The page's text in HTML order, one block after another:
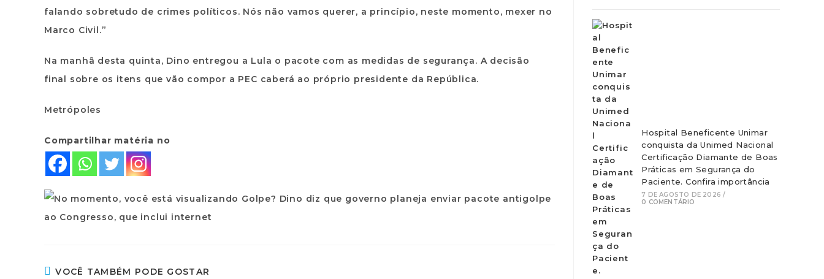
falando sobretudo de crimes políticos. Nós não vamos querer, a princípio, neste momento, mexer no
Marco Civil.”
Na manhã desta quinta, Dino entregou a Lula o pacote com as medidas de segurança. A decisão
final sobre os itens que vão compor a PEC caberá ao próprio presidente da República.
Metrópoles
Compartilhar matéria no
VOCÊ TAMBÉM PODE GOSTAR
Hospital Beneficente Unimar
conquista da Unimed Nacional
Certificação Diamante de Boas
Práticas em Segurança do
Paciente. Confira importância
7 DE AGOSTO DE 2026 /
0 COMENTÁRIO